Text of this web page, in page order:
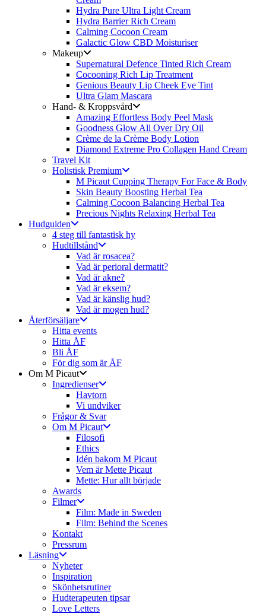
Hydra Pure Ultra Light Cream
Hydra Barrier Rich Cream
Calming Cocoon Cream
Galactic Glow CBD Moisturiser
Makeup
Supernatural Defence Tinted Rich Cream
Cocooning Rich Lip Treatment
Genious Beauty Lip Cheek Eye Tint
Ultra Glam Mascara
Hand- & Kroppsvård
Amazing Effortless Body Peel Mask
Goodness Glow All Over Dry Oil
Crème de la Crème Body Lotion
Diamond Extreme Pro Collagen Hand Cream
Travel Kit
Holistisk Premium
M Picaut Cupping Therapy For Face & Body
Skin Beauty Boosting Herbal Tea
Calming Cocoon Balancing Herbal Tea
Precious Nights Relaxing Herbal Tea
Hudguiden
4 steg till fantastisk hy
Hudtillstånd
Vad är rosacea?
Vad är perioral dermatit?
Vad är akne?
Vad är eksem?
Vad är känslig hud?
Vad är mogen hud?
Återförsäljare
Hitta events
Hitta ÅF
Bli ÅF
För dig som är ÅF
Om M Picaut
Ingredienser
Havtorn
Vi undviker
Frågor & Svar
Om M Picaut
Filosofi
Ethics
Idén bakom M Picaut
Vem är Mette Picaut
Mette: Hur allt började
Awards
Filmer
Film: Made in Sweden
Film: Behind the Scenes
Kontakt
Pressrum
Läsning
Nyheter
Inspiration
Skönhetsrutiner
Hudterapeuten tipsar
Love Letters